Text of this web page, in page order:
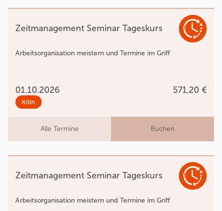
Zeitmanagement Seminar Tageskurs
Arbeitsorganisation meistern und Termine im Griff
01.10.2026 571,20 €
Köln
Alle Termine Buchen
Zeitmanagement Seminar Tageskurs
Arbeitsorganisation meistern und Termine im Griff